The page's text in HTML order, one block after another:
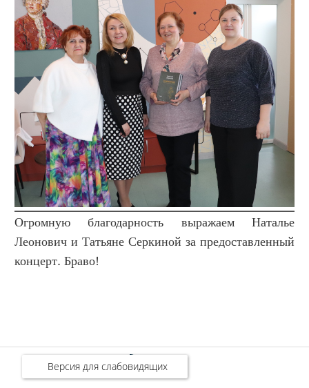
Огромную благодарность выражаем Наталье
Леонович и Татьяне Серкиной за предоставленный
концерт. Браво!
rss - feed
Версия для слабовидящих